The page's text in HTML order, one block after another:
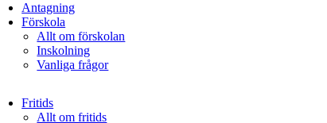
Antagning
Förskola
Allt om förskolan
Inskolning
Vanliga frågor
Fritids
Allt om fritids